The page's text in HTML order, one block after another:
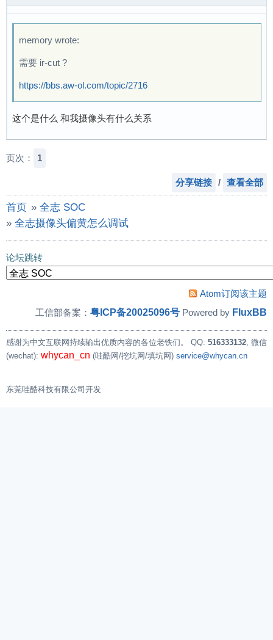
memory wrote:
需要 ir-cut ?
https://bbs.aw-ol.com/topic/2716
这个是什么 和我摄像头有什么关系
页次： 1
分享链接 / 查看全部
首页 » 全志 SOC
» 全志摄像头偏黄怎么调试
论坛跳转
Atom订阅该主题
工信部备案： 粤ICP备20025096号 Powered by FluxBB
感谢为中文互联网持续输出优质内容的各位老铁们。 QQ: 516333132 , 微信
(wechat): whycan_cn (哇酷网/挖坑网/填坑网) service@whycan.cn
东莞哇酷科技有限公司开发